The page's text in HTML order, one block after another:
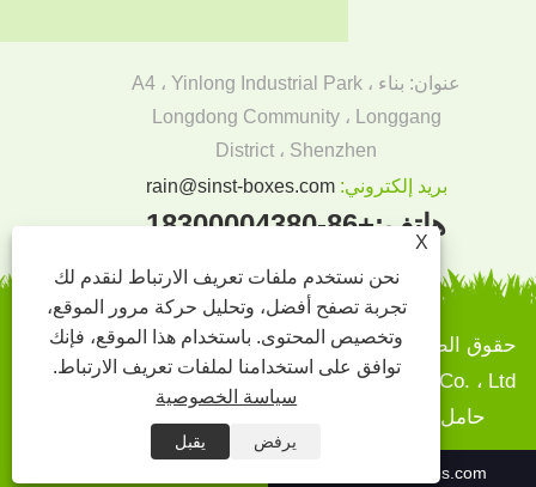
عنوان: بناء A4 ، Yinlong Industrial Park ،
Longdong Community ، Longgang
District ، Shenzhen
بريد إلكتروني:rain@sinst-boxes.com
هاتف:+86-18300004380
حقوق الطبع والنشر © 2022 Sinst Printing and Backaging
Co. ، Ltd - مربعات الورق ، صناديق الهدايا - مربعات الورق ،
حامل عرض الورق المقوى - جميع الحقوق محفوظة.
X
نحن نستخدم ملفات تعريف الارتباط لنقدم لك
تجربة تصفح أفضل، وتحليل حركة مرور الموقع،
وتخصيص المحتوى. باستخدام هذا الموقع، فإنك
توافق على استخدامنا لملفات تعريف الارتباط.
سياسة الخصوصية
يرفض
يقبل
rain@sinst-boxes.com